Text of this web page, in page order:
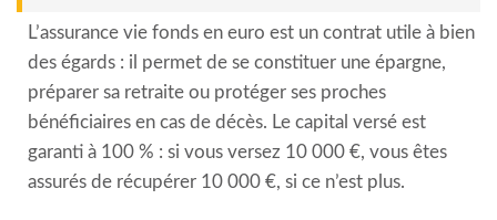
L’assurance vie fonds en euro est un contrat utile à bien
des égards : il permet de se constituer une épargne,
préparer sa retraite ou protéger ses proches
bénéficiaires en cas de décès. Le capital versé est
garanti à 100 % : si vous versez 10 000 €, vous êtes
assurés de récupérer 10 000 €, si ce n’est plus.